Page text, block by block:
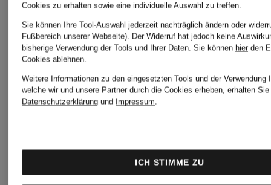
9,99 €
Bestpreis:
8,49 €
15,99 €
9,99 €
8,49 €
13,99 €
Cookies zu erhalten sowie eine individuelle Auswahl zu treffen.
Sie können Ihre Tool-Auswahl jederzeit nachträglich ändern oder
Fußbereich unserer Webseite). Der Widerruf hat jedoch keine
bisherige Verwendung der Tools und Ihrer Daten. Sie können hier den
Cookies ablehnen.
Weitere Informationen zu den eingesetzten Tools und der Verwendung
welche wir und unsere Partner durch die Cookies erheben, erhalten
Datenschutzerklärung und Impressum.
ICH STIMME ZU